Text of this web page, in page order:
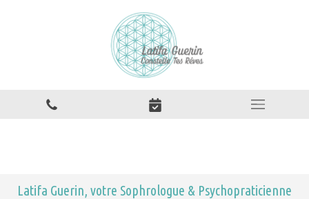
Latifa Guerin, votre Sophrologue & Psychopraticienne